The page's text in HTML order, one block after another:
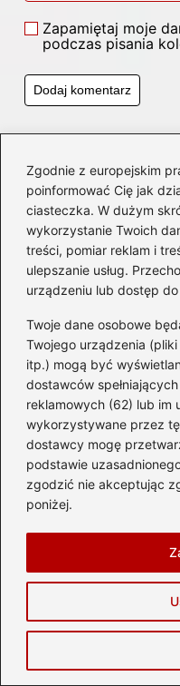
Zgodnie z europejskim
poinformować Cię jak
ciasteczka. W dużym
wykorzystanie Twoich
treści, pomiar reklam i
ulepszanie usług.
urządzeniu lub dostęp do
Twoje dane osobowe
Twojego urządzenia
itp.) mogą być
dostawców
reklamowych (62) lub im
wykorzystywane przez
dostawcy mogę
podstawie
zgodzić nie akceptując
poniżej.
Zapamiętaj moje
podczas pisania
Jak dojechać z
Islands? Trasy,